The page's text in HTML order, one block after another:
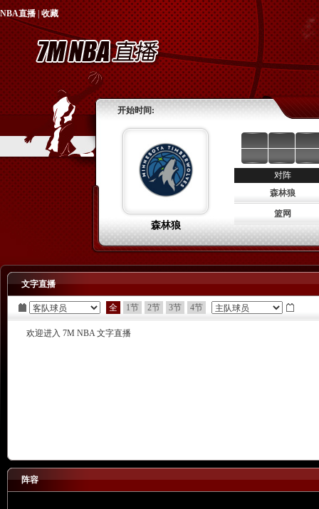
NBA直播|收藏
开始时间:
森林狼
对阵
森林狼
篮网
文字直播
全 1节 2节 3节 4节
欢迎进入 7M NBA 文字直播
阵容